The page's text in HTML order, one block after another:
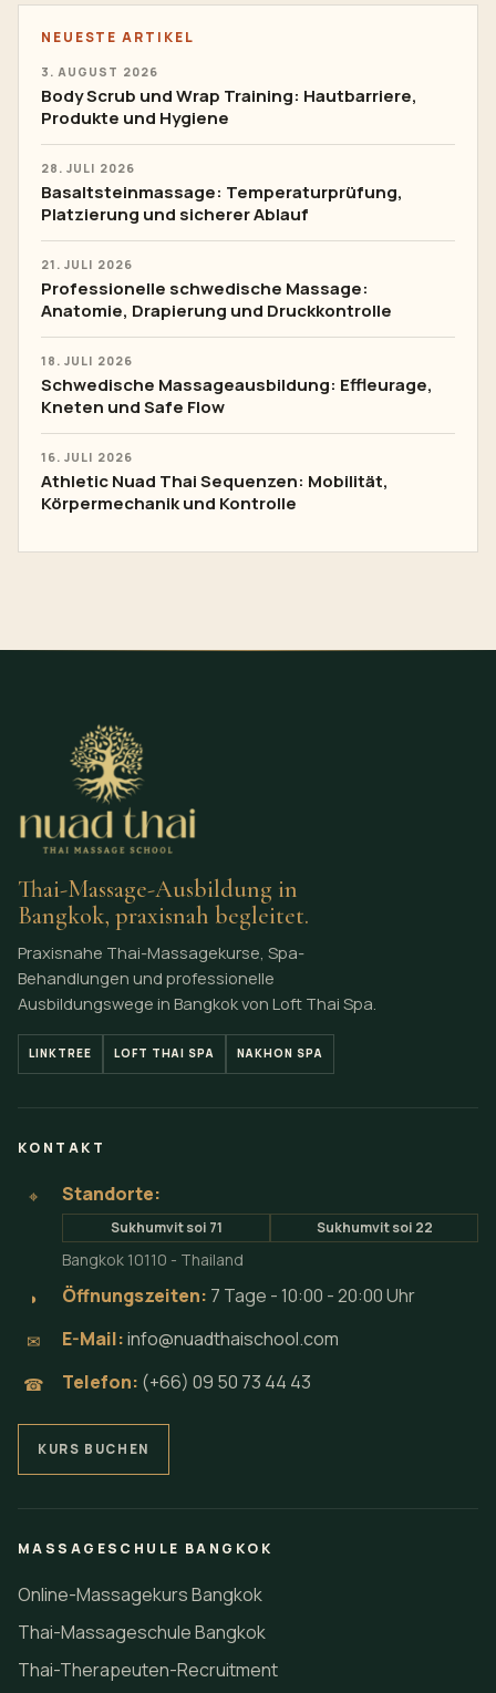
NEUESTE ARTIKEL
3. AUGUST 2026
Body Scrub und Wrap Training: Hautbarriere,
Produkte und Hygiene
28. JULI 2026
Basaltsteinmassage: Temperaturprüfung,
Platzierung und sicherer Ablauf
21. JULI 2026
Professionelle schwedische Massage:
Anatomie, Drapierung und Druckkontrolle
18. JULI 2026
Schwedische Massageausbildung: Effleurage,
Kneten und Safe Flow
16. JULI 2026
Athletic Nuad Thai Sequenzen: Mobilität,
Körpermechanik und Kontrolle
Thai-Massage-Ausbildung in
Bangkok, praxisnah begleitet.
Praxisnahe Thai-Massagekurse, Spa-
Behandlungen und professionelle
Ausbildungswege in Bangkok von Loft Thai Spa.
LINKTREE LOFT THAI SPA NAKHON SPA
KONTAKT
⌖ Standorte:
Sukhumvit soi 71 Sukhumvit soi 22
Bangkok 10110 - Thailand
◗ Öffnungszeiten: 7 Tage - 10:00 - 20:00 Uhr
✉ E-Mail:info@nuadthaischool.com
☎ Telefon: (+66) 09 50 73 44 43
KURS BUCHEN
MASSAGESCHULE BANGKOK
Online-Massagekurs Bangkok
Thai-Massageschule Bangkok
Thai-Therapeuten-Recruitment